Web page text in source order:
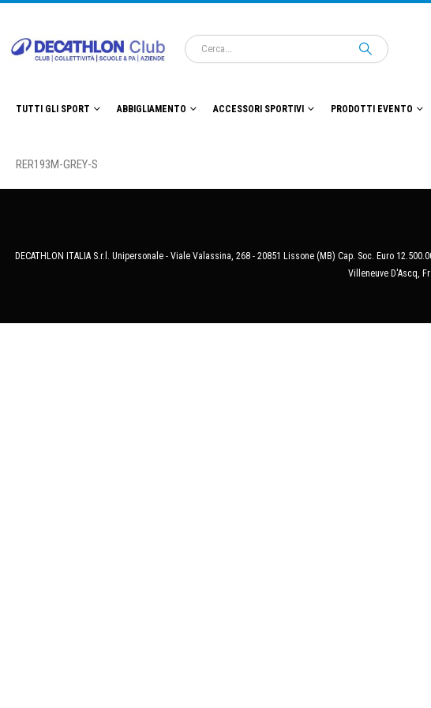
TUTTI GLI SPORT ABBIGLIAMENTO ACCESSORI SPORTIVI PRODOTTI EVENTO
RER193M-GREY-S
DECATHLON ITALIA S.r.l. Unipersonale - Viale Valassina, 268 - 20851 Lissone (MB) Cap. Soc. Euro
Villeneuve D'Ascq,